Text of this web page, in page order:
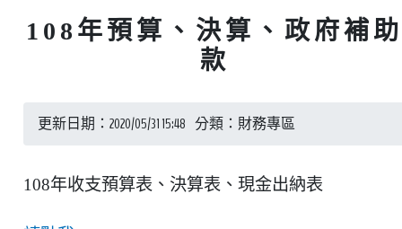
108年預算、決算、政府補助
款
更新日期：2020/05/31 15:48 分類：財務專區
108年收支預算表、決算表、現金出納表